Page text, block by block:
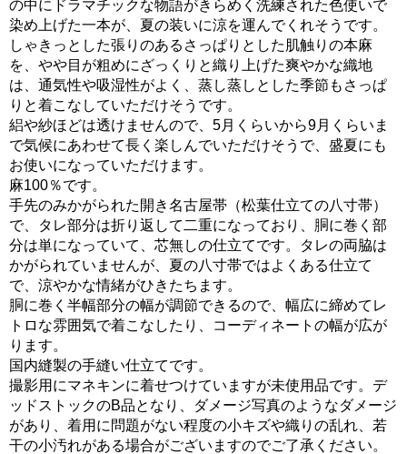
の中にドラマチックな物語がきらめく洗練された色使いで
染め上げた一本が、夏の装いに涼を運んでくれそうです。
しゃきっとした張りのあるさっぱりとした肌触りの本麻
を、やや目が粗めにざっくりと織り上げた爽やかな織地
は、通気性や吸湿性がよく、蒸し蒸しとした季節もさっぱ
りと着こなしていただけそうです。
絽や紗ほどは透けませんので、5月くらいから9月くらいま
で気候にあわせて長く楽しんでいただけそうで、盛夏にも
お使いになっていただけます。
麻100％です。
手先のみかがられた開き名古屋帯（松葉仕立ての八寸帯）
で、タレ部分は折り返して二重になっており、胴に巻く部
分は単になっていて、芯無しの仕立てです。タレの両脇は
かがられていませんが、夏の八寸帯ではよくある仕立て
で、涼やかな情緒がひきたちます。
胴に巻く半幅部分の幅が調節できるので、幅広に締めてレ
トロな雰囲気で着こなしたり、コーディネートの幅が広が
ります。
国内縫製の手縫い仕立てです。
撮影用にマネキンに着せつけていますが未使用品です。デ
ッドストックのB品となり、ダメージ写真のようなダメージ
があり、着用に問題がない程度の小キズや織りの乱れ、若
干の小汚れがある場合がございますのでご了承ください。